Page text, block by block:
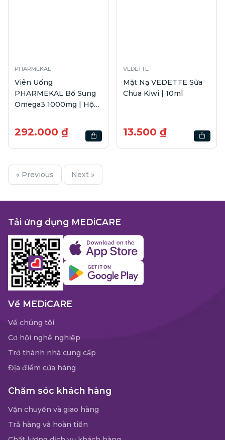
PHARMEKAL
Viên Uống
PHARMEKAL Bổ Sung
Omega3 1000mg | Hộp
292.000 ₫
VEDETTE
Mặt Nạ VEDETTE Sữa
Chua Kiwi | 10ml
13.500 ₫
« Previous Next »
Tải ứng dụng MEDiCARE
Về MEDiCARE
Về chúng tôi
Cơ hội nghề nghiệp
Trở thành nhà cung cấp
Địa điểm cửa hàng
Chăm sóc khách hàng
Vận chuyển và giao hàng
Trả hàng và hoàn tiền